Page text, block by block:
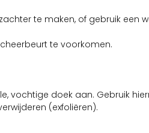
te maken, of gebruik een
te voorkomen.
vochtige doek aan. Gebruik
(exfoliëren).